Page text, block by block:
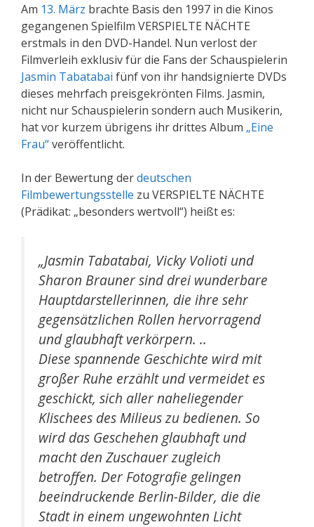
Am 13. März brachte Basis den 1997 in die Kinos
gegangenen Spielfilm VERSPIELTE NÄCHTE
erstmals in den DVD-Handel. Nun verlost der
Filmverleih exklusiv für die Fans der Schauspielerin
Jasmin Tabatabai fünf von ihr handsignierte DVDs
dieses mehrfach preisgekrönten Films. Jasmin,
nicht nur Schauspielerin sondern auch Musikerin,
hat vor kurzem übrigens ihr drittes Album „Eine
Frau“veröffentlicht.
In der Bewertung derdeutschen
Filmbewertungsstelle zu VERSPIELTE NÄCHTE
(Prädikat: „besonders wertvoll“) heißt es:
„Jasmin Tabatabai, Vicky Volioti und
Sharon Brauner sind drei wunderbare
Hauptdarstellerinnen, die ihre sehr
gegensätzlichen Rollen hervorragend
und glaubhaft verkörpern. ..
Diese spannende Geschichte wird mit
großer Ruhe erzählt und vermeidet es
geschickt, sich aller naheliegender
Klischees des Milieus zu bedienen. So
wird das Geschehen glaubhaft und
macht den Zuschauer zugleich
betroffen. Der Fotografie gelingen
beeindruckende Berlin-Bilder, die die
Stadt in einem ungewohnten Licht